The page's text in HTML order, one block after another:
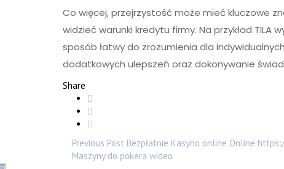
Co więcej, przejrzystość może mieć kluczowe
widzieć warunki kredytu firmy. Na przykład
sposób łatwy do zrozumienia dla
dodatkowych ulepszeń oraz dokonywanie
Share
Previous Post Bezpłatnie Kasyno online Online
Maszyny do pokera wideo